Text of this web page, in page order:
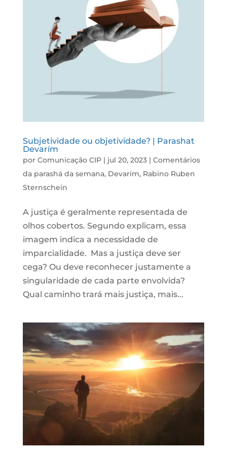
Subjetividade ou objetividade? | Parashat
Devarím
por Comunicação CIP| jul 20, 2023| Comentários
da parashá da semana, Devarím, Rabino Ruben
Sternschein
A justiça é geralmente representada de
olhos cobertos. Segundo explicam, essa
imagem indica a necessidade de
imparcialidade. Mas a justiça deve ser
cega? Ou deve reconhecer justamente a
singularidade de cada parte envolvida?
Qual caminho trará mais justiça, mais...